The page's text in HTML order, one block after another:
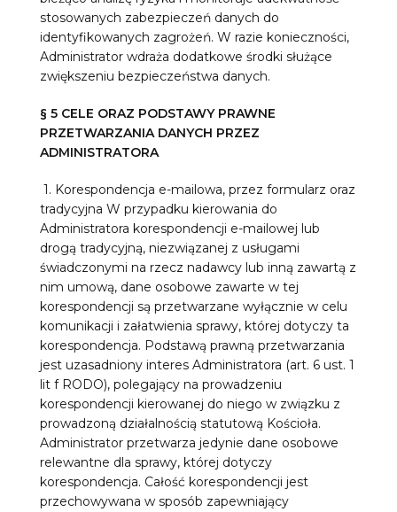
stosowanych zabezpieczeń danych do
identyfikowanych zagrożeń. W razie konieczności,
Administrator wdraża dodatkowe środki służące
zwiększeniu bezpieczeństwa danych.
§ 5 CELE ORAZ PODSTAWY PRAWNE
PRZETWARZANIA DANYCH PRZEZ
ADMINISTRATORA
1. Korespondencja e-mailowa, przez formularz oraz
tradycyjna W przypadku kierowania do
Administratora korespondencji e-mailowej lub
drogą tradycyjną, niezwiązanej z usługami
świadczonymi na rzecz nadawcy lub inną zawartą z
nim umową, dane osobowe zawarte w tej
korespondencji są przetwarzane wyłącznie w celu
komunikacji i załatwienia sprawy, której dotyczy ta
korespondencja. Podstawą prawną przetwarzania
jest uzasadniony interes Administratora (art. 6 ust. 1
lit f RODO), polegający na prowadzeniu
korespondencji kierowanej do niego w związku z
prowadzoną działalnością statutową Kościoła.
Administrator przetwarza jedynie dane osobowe
relewantne dla sprawy, której dotyczy
korespondencja. Całość korespondencji jest
przechowywana w sposób zapewniający